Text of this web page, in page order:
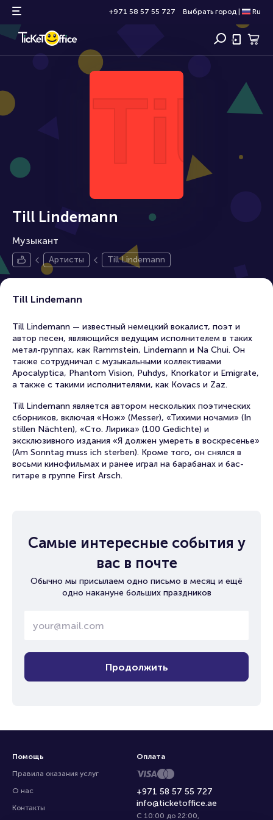
+971 58 57 55 727 Выбрать город Ru
Till
Till Lindemann
Музыкант
Артисты Till Lindemann
Till Lindemann
Till Lindemann — известный немецкий вокалист, поэт и
автор песен, являющийся ведущим исполнителем в таких
метал-группах, как Rammstein, Lindemann и Na Chui. Он
также сотрудничал с музыкальными коллективами
Apocalyptica, Phantom Vision, Puhdys, Knorkator и Emigrate,
а также с такими исполнителями, как Kovacs и Zaz.
Till Lindemann является автором нескольких поэтических
сборников, включая «Нож» (Messer), «Тихими ночами» (In
stillen Nächten), «Сто. Лирика» (100 Gedichte) и
эксклюзивного издания «Я должен умереть в воскресенье»
(Am Sonntag muss ich sterben). Кроме того, он снялся в
восьми кинофильмах и ранее играл на барабанах и бас-
гитаре в группе First Arsch.
Самые интересные события у
вас в почте
Обычно мы присылаем одно письмо в месяц и ещё
одно накануне больших праздников
Продолжить
Помощь
Правила оказания услуг
О нас
Контакты
+971 58 57 55 727
info@ticketoffice.ae
С 10:00 до 22:00,
Оплата